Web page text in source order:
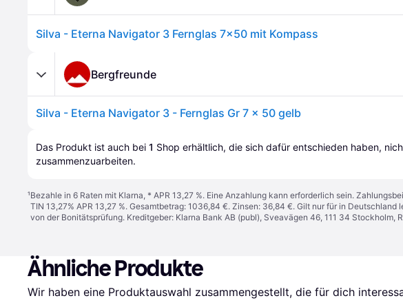
Silva - Eterna Navigator 3 Fernglas 7x50 mit Kompass
Bergfreunde
Silva - Eterna Navigator 3 - Fernglas Gr 7 x 50 gelb
Das Produkt ist auch bei 1 Shop erhältlich, die sich dafür entschieden haben,
zusammenzuarbeiten.
¹Bezahle in 6 Raten mit Klarna, * APR 13,27 %. Eine Anzahlung kann erforderlich sein.
TIN 13,27% APR 13,27 %. Gesamtbetrag: 1036,84 €. Zinsen: 36,84 €. Gilt nur für in
von der Bonitätsprüfung. Kreditgeber: Klarna Bank AB (publ), Sveavägen 46, 111 34
Ähnliche Produkte
Wir haben eine Produktauswahl zusammengestellt, die für dich